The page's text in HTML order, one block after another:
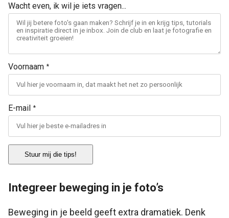
Wacht even, ik wil je iets vragen...
Voornaam *
E-mail *
Stuur mij die tips!
Integreer beweging in je foto’s
Beweging in je beeld geeft extra dramatiek. Denk